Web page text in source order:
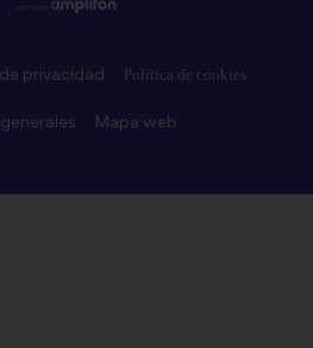
privacidad Política de cookies
Mapa web